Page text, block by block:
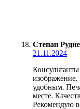
Степан
21.11.2024
изображение.
удобным.
месте.
Рекомендую